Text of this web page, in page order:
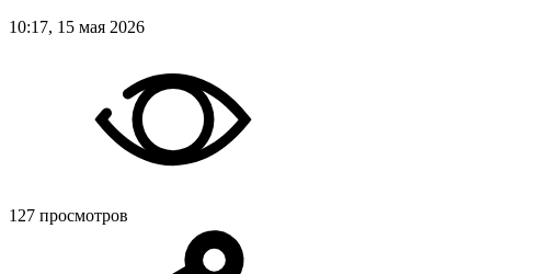
10:17, 15 мая 2026
127 просмотров